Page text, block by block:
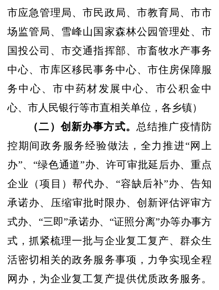
市应急管理局、市民政局、市教育局、市市
场监管局、雪峰山国家森林公园管理处、市
国投公司、市交通指挥部、市畜牧水产事务
中心、市库区移民事务中心、市住房保障服
务中心、市中药材发展中心、市公积金中
心、市人民银行等市直相关单位，各乡镇）
（二）创新办事方式。 总结推广疫情防
控期间政务服务经验做法，全力推进“网上
办”、“绿色通道”办、许可审批延后办、重点
企业（项目）帮代办、“容缺后补”办、告知
承诺办、 压缩审批时限办、创新评估评审方
式办、“三即”承诺办、“证照分离”办等办事方
式，抓紧梳理一批与企业复工复产、群众生
活密切相关的政务服务事项，力争实现全程
网办，为企业复工复产提供优质政务服务。